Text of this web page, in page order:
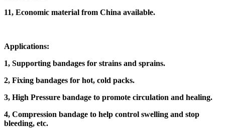
11, Economic material from China available.
Applications:
1, Supporting bandages for strains and sprains.
2, Fixing bandages for hot, cold packs.
3, High Pressure bandage to promote circulation and healing.
4, Compression bandage to help control swelling and stop
bleeding, etc.